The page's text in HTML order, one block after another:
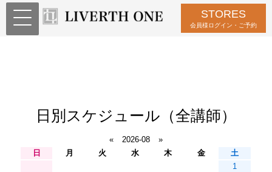
STORES
会員様ログイン・ご予約
日別スケジュール（全講師）
« 2026-08
»
日
月 火 水 木 金
土
1